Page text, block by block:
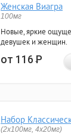
Женская Виагра
100мг
Новые, яркие
девушек и женщин.
от 116Р
Набор
(2x100мг, 4x20мг)